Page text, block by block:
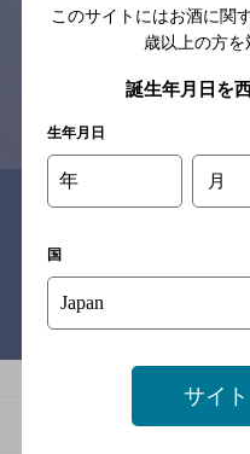
予告なしに変更
念のためお店にご確認の上ご
情報
関
このサイトにはお酒に関
歳以上の方を
誕生年月日を
生年月日
年 月
国
サイ